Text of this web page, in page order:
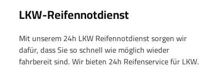
LKW-Reifennotdienst
Mit unserem 24h LKW Reifennotdienst sorgen wir
dafür, dass Sie so schnell wie möglich wieder
fahrbereit sind. Wir bieten 24h Reifenservice für LKW.